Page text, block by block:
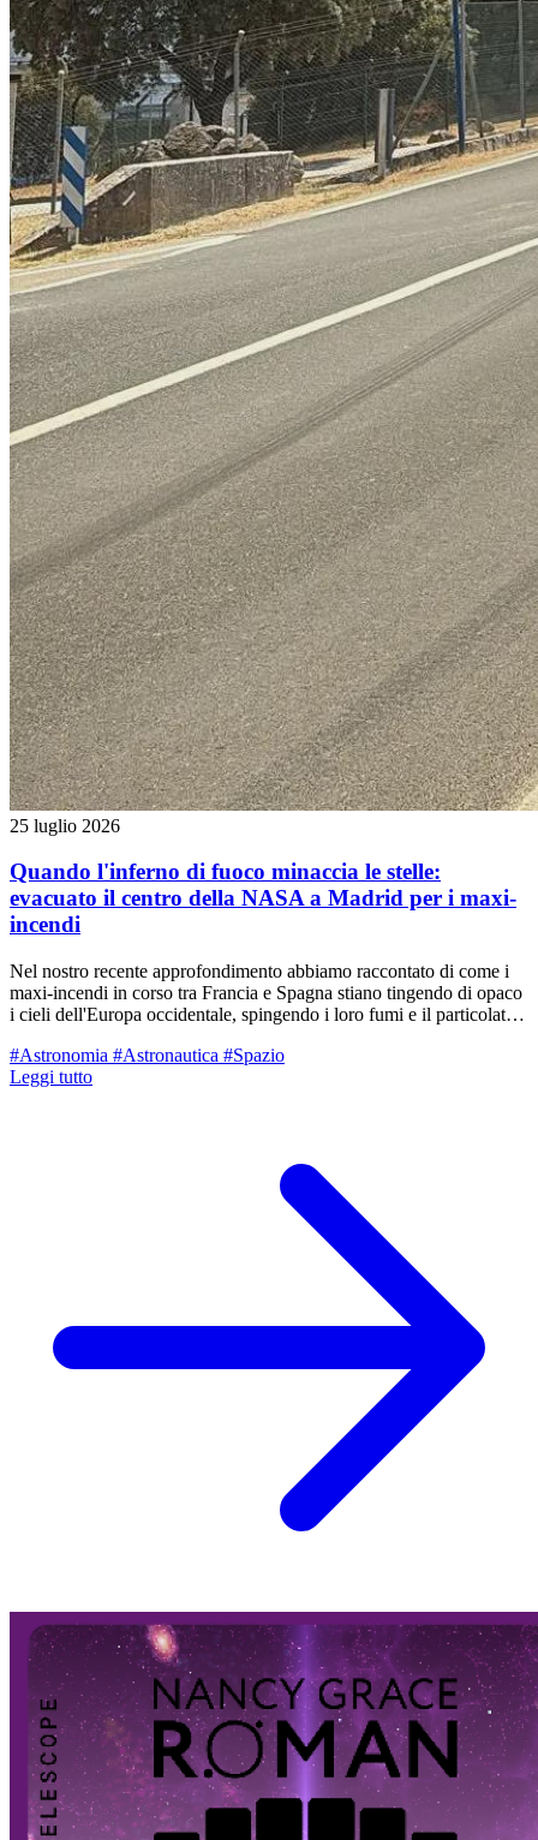
25 luglio 2026
Quando l'inferno di fuoco minaccia le stelle:
evacuato il centro della NASA a Madrid per i maxi-
incendi
Nel nostro recente approfondimento abbiamo raccontato di come i
maxi-incendi in corso tra Francia e Spagna stiano tingendo di opaco
i cieli dell'Europa occidentale, spingendo i loro fumi e il particolato
centinaia di migliaia di sfollati, il rogo divampato a ovest di Madrid
ha rischiato di spegnere letteralmente gli "occhi" con cui l'umanità
delle infrastrutture spaziali più critiche, affascinanti e strategiche del
#Astronomia #Astronautica #Spazio
Leggi tutto